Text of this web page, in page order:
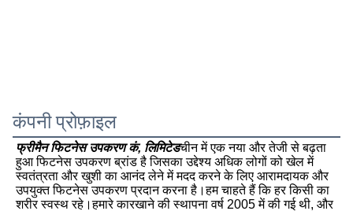
कंपनी प्रोफ़ाइल
फ्रीमैन फिटनेस उपकरण कं, लिमिटेडचीन में एक नया और तेजी से बढ़ता
हुआ फिटनेस उपकरण ब्रांड है जिसका उद्देश्य अधिक लोगों को खेल में
स्वतंत्रता और खुशी का आनंद लेने में मदद करने के लिए आरामदायक और
उपयुक्त फिटनेस उपकरण प्रदान करना है।हम चाहते हैं कि हर किसी का
शरीर स्वस्थ रहे।हमारे कारखाने की स्थापना वर्ष 2005 में की गई थी, और